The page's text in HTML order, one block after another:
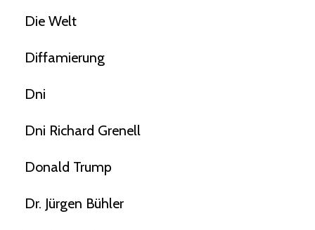
Die Welt
Diffamierung
Dni
Dni Richard Grenell
Donald Trump
Dr. Jürgen Bühler